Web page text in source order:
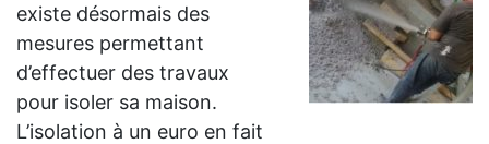
existe désormais des
mesures permettant
d’effectuer des travaux
pour isoler sa maison.
L’isolation à un euro en fait